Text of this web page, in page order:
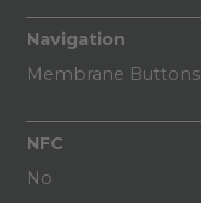
Navigation
Membrane Buttons
NFC
No